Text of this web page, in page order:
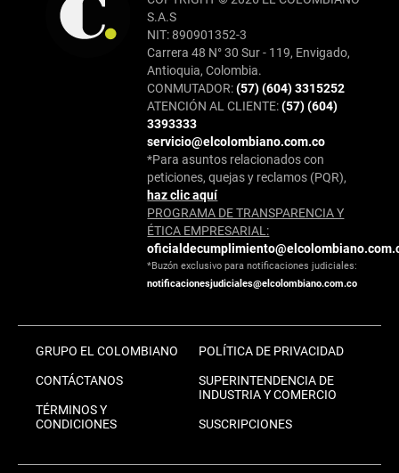
S.A.S
NIT: 890901352-3
Carrera 48 N° 30 Sur - 119, Envigado,
Antioquia, Colombia.
CONMUTADOR:(57) (604) 3315252
ATENCIÓN AL CLIENTE:(57) (604)
3393333
servicio@elcolombiano.com.co
*Para asuntos relacionados con
peticiones, quejas y reclamos (PQR),
haz clic aquí
PROGRAMA DE TRANSPARENCIA Y
ÉTICA EMPRESARIAL:
*Buzón exclusivo para notificaciones judiciales:
notificacionesjudiciales@elcolombiano.com.co
GRUPO EL COLOMBIANO
CONTÁCTANOS
TÉRMINOS Y
CONDICIONES
POLÍTICA DE PRIVACIDAD
SUPERINTENDENCIA DE
INDUSTRIA Y COMERCIO
SUSCRIPCIONES